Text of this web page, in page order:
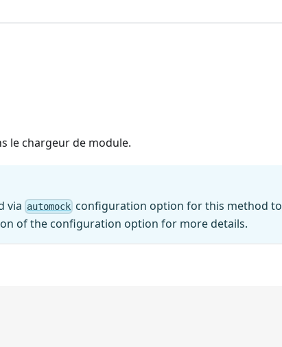
le chargeur de module.
via automock configuration option for this method to
of the configuration option for more details.